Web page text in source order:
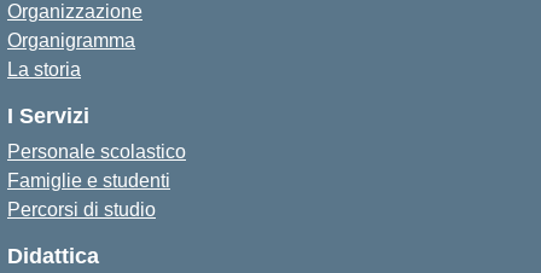
Organizzazione
Organigramma
La storia
I Servizi
Personale scolastico
Famiglie e studenti
Percorsi di studio
Didattica